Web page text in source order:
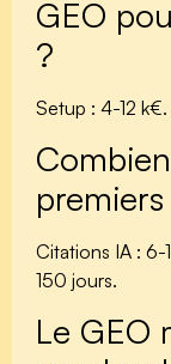
GEO
?
Setup : 4-12
Citations IA : 6-
150 jours.
Le GEO